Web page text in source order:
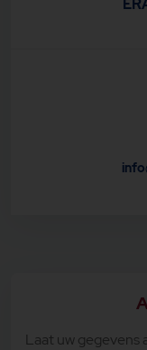
Laat uw gegevens